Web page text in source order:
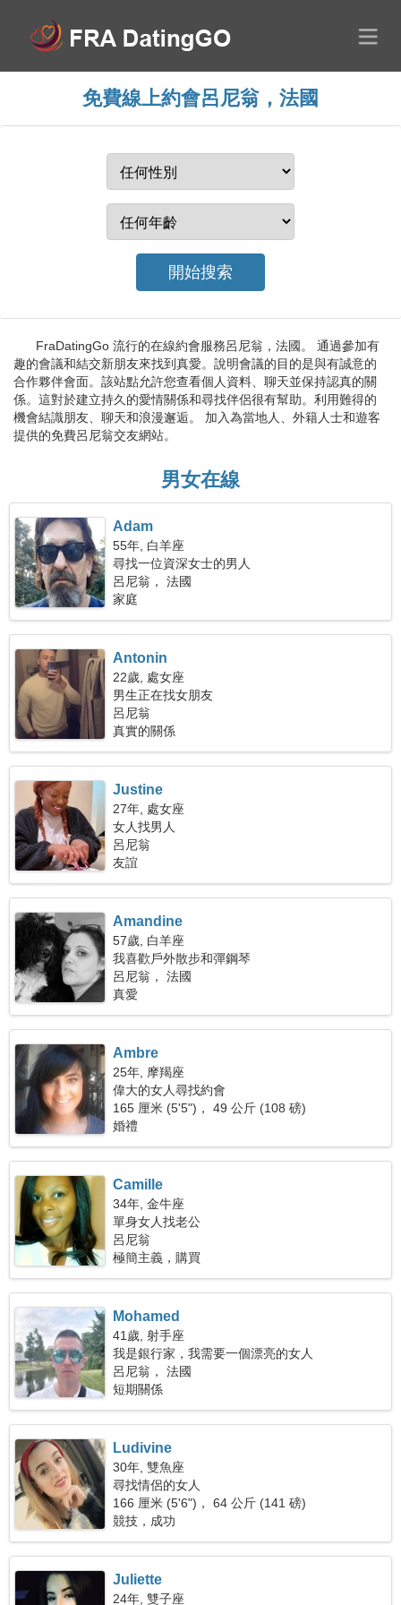
免費線上約會呂尼翁，法國
FraDatingGo 流行的在線約會服務呂尼翁，法國。 通過參加有
趣的會議和結交新朋友來找到真愛。說明會議的目的是與有誠意的
合作夥伴會面。該站點允許您查看個人資料、聊天並保持認真的關
係。這對於建立持久的愛情關係和尋找伴侶很有幫助。利用難得的
機會結識朋友、聊天和浪漫邂逅。 加入為當地人、外籍人士和遊客
提供的免費呂尼翁交友網站。
男女在線
Adam
55年, 白羊座
尋找一位資深女士的男人
呂尼翁， 法國
家庭
Antonin
22歲, 處女座
男生正在找女朋友
呂尼翁
真實的關係
Justine
27年, 處女座
女人找男人
呂尼翁
友誼
Amandine
57歲, 白羊座
我喜歡戶外散步和彈鋼琴
呂尼翁， 法國
真愛
Ambre
25年, 摩羯座
偉大的女人尋找約會
165 厘米 (5'5")， 49 公斤 (108 磅)
婚禮
Camille
34年, 金牛座
單身女人找老公
呂尼翁
極簡主義，購買
Mohamed
41歲, 射手座
我是銀行家，我需要一個漂亮的女人
呂尼翁， 法國
短期關係
Ludivine
30年, 雙魚座
尋找情侶的女人
166 厘米 (5'6")， 64 公斤 (141 磅)
競技，成功
Juliette
24年, 雙子座